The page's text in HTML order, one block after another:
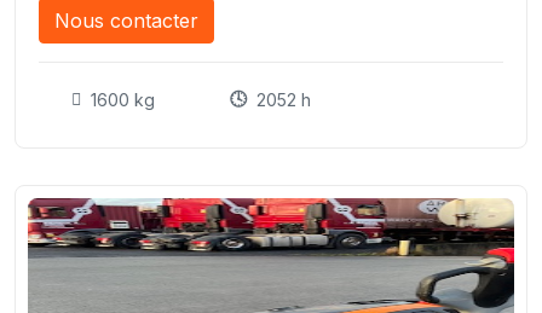
Nous contacter
1600 kg 2052 h